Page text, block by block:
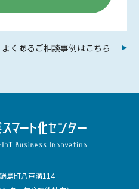
よくあるご相談事例はこちら
島町八戸溝114